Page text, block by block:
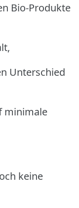
Bio-Produkte
Unterschied
minimale
keine